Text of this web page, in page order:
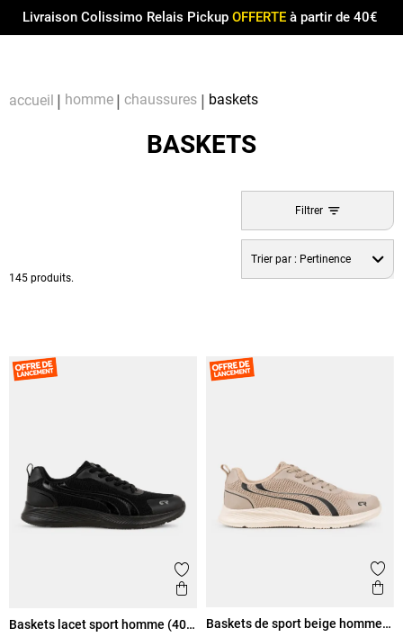
Livraison Colissimo Relais Pickup OFFERTEà partir de 40€
accueil homme chaussures baskets
BASKETS
145 produits.
Filtrer
Trier par : Pertinence
Ajouter aux favoris
Aperçu rapide
Baskets lacet sport homme (40-
Baskets de sport beige homme